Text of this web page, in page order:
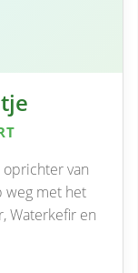
van
weg met het
Waterkefir en